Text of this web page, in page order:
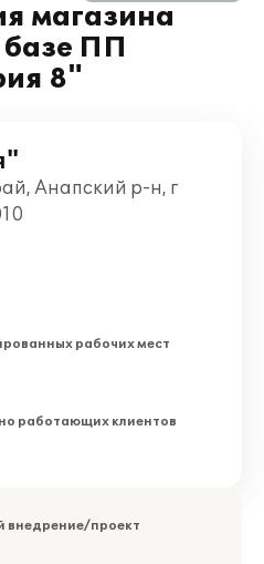
магазина
ПП
8"
Анапский р-н, г
рабочих мест
работающих клиентов
внедрение/проект